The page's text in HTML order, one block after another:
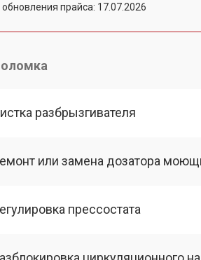
прайса: 17.07.2026
разбрызгивателя
или замена дозатора
прессостата